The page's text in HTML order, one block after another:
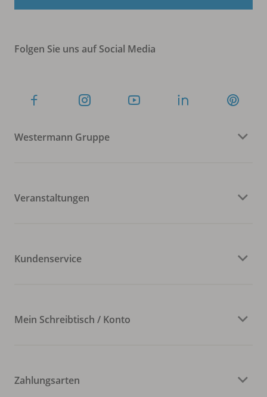
Folgen Sie uns auf Social Media
Westermann Gruppe
Veranstaltungen
Kundenservice
Mein Schreibtisch / Konto
Zahlungsarten